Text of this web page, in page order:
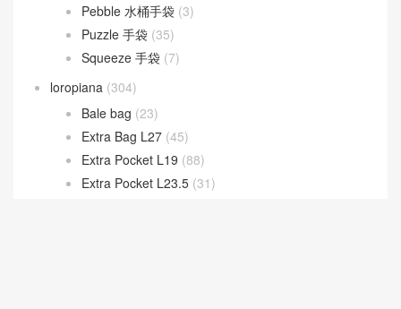
Pebble 水桶手袋 (3)
Puzzle 手袋 (35)
Squeeze 手袋 (7)
loropiana (304)
Bale bag (23)
Extra Bag L27 (45)
Extra Pocket L19 (88)
Extra Pocket L23.5 (31)